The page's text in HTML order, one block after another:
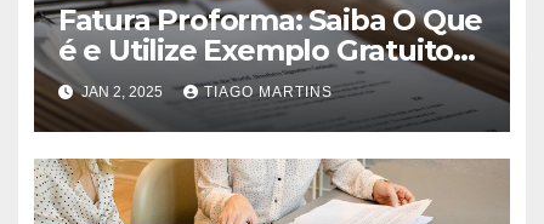
Fatura Proforma: Saiba O Que
é e Utilize Exemplo Gratuito
2025
JAN 2, 2025 TIAGO MARTINS